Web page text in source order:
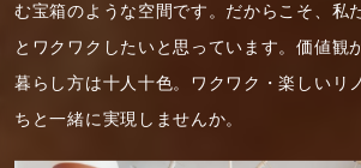
む宝箱のような空間です。だからこそ、私
とワクワクしたいと思っています。価値観
暮らし方は十人十色。ワクワク・楽しいリ
ちと一緒に実現しませんか。